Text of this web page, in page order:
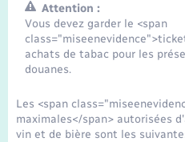
Attention :
Vous devez garder le <span
achats de tabac pour les
douanes.
Les <span
maximales</span> autorisées
vin et de bière sont les